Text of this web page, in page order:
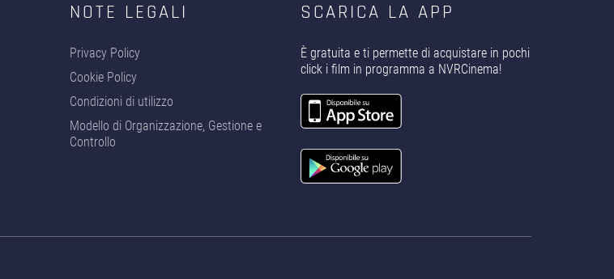
NOTE LEGALI
Privacy Policy
Cookie Policy
Condizioni di utilizzo
Modello di Organizzazione, Gestione e
Controllo
SCARICA LA APP
È gratuita e ti permette di acquistare in pochi
click i film in programma a NVRCinema!